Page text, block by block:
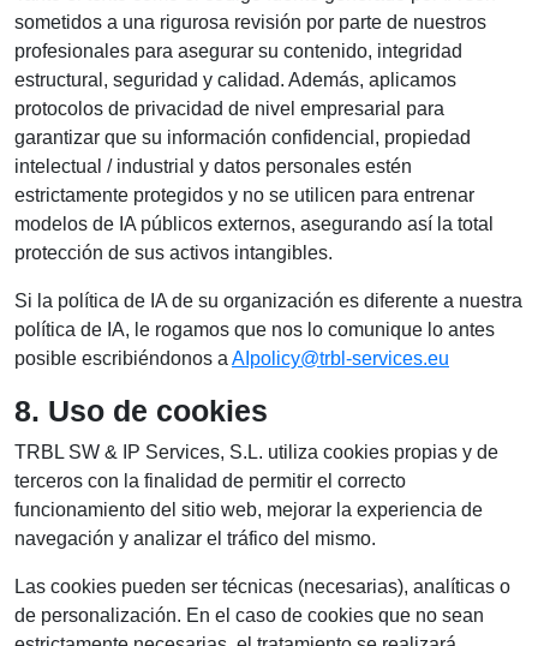
sometidos a una rigurosa revisión por parte de nuestros
profesionales para asegurar su contenido, integridad
estructural, seguridad y calidad. Además, aplicamos
protocolos de privacidad de nivel empresarial para
garantizar que su información confidencial, propiedad
intelectual / industrial y datos personales estén
estrictamente protegidos y no se utilicen para entrenar
modelos de IA públicos externos, asegurando así la total
protección de sus activos intangibles.
Si la política de IA de su organización es diferente a nuestra
política de IA, le rogamos que nos lo comunique lo antes
posible escribiéndonos a AIpolicy@trbl-services.eu
8. Uso de cookies
TRBL SW & IP Services, S.L. utiliza cookies propias y de
terceros con la finalidad de permitir el correcto
funcionamiento del sitio web, mejorar la experiencia de
navegación y analizar el tráfico del mismo.
Las cookies pueden ser técnicas (necesarias), analíticas o
de personalización. En el caso de cookies que no sean